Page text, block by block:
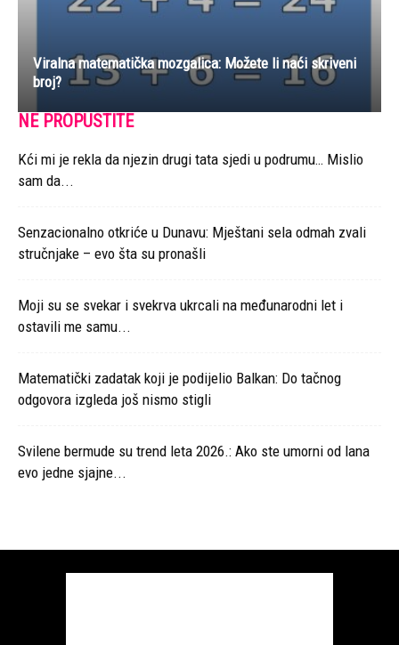
Viralna matematička mozgalica: Možete li naći skriveni
broj?
NE PROPUSTITE
Kći mi je rekla da njezin drugi tata sjedi u podrumu… Mislio
sam da...
Senzacionalno otkriće u Dunavu: Mještani sela odmah zvali
stručnjake – evo šta su pronašli
Moji su se svekar i svekrva ukrcali na međunarodni let i
ostavili me samu...
Matematički zadatak koji je podijelio Balkan: Do tačnog
odgovora izgleda još nismo stigli
Svilene bermude su trend leta 2026.: Ako ste umorni od lana
evo jedne sjajne...